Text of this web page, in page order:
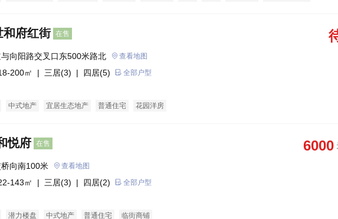
和府红街 在售
向阳路交叉口东500米路北 查看地图
200㎡ | 三居(3) | 四居(5) 全部户型
中式地产 宜居生态地产 普通住宅 花园洋房
悦府 在售 6000
向南100米 查看地图
143㎡ | 三居(3) | 四居(2) 全部户型
潜力楼盘 中式地产 普通住宅 临街商铺